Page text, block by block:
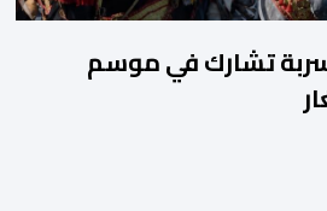
فارسا و 140 سربة تشارك في موسم